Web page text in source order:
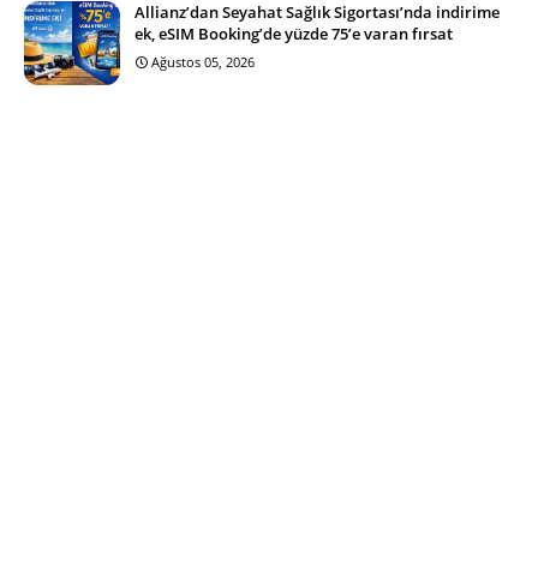
Allianz’dan Seyahat Sağlık Sigortası’nda indirime
ek, eSIM Booking’de yüzde 75’e varan fırsat
Ağustos 05, 2026